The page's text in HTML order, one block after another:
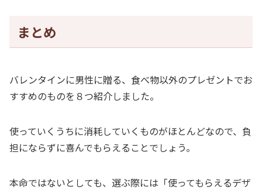
まとめ
バレンタインに男性に贈る、食べ物以外のプレゼントでお
すすめのものを８つ紹介しました。
使っていくうちに消耗していくものがほとんどなので、負
担にならずに喜んでもらえることでしょう。
本命ではないとしても、選ぶ際には「使ってもらえるデザ